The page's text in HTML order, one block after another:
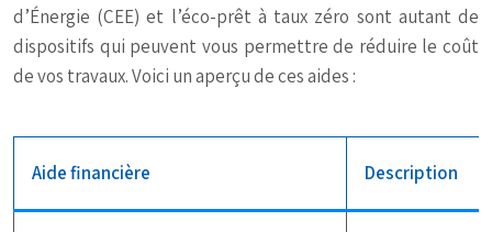
d’Énergie (CEE) et l’éco-prêt à taux zéro sont autant de
dispositifs qui peuvent vous permettre de réduire le coût
de vos travaux. Voici un aperçu de ces aides :
Aide financière Description